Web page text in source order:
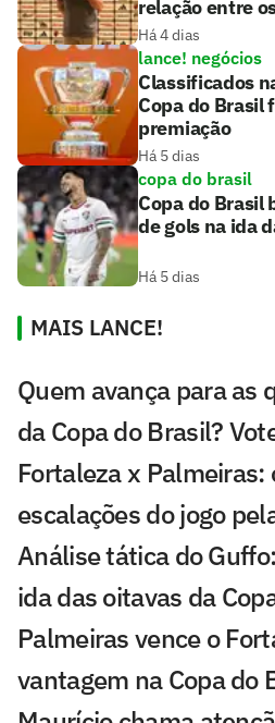
relação entre
Há 4 dias
lance! negócios
Classificados
Copa do Brasil
premiação
Há 5 dias
copa do brasil
Copa do Brasil
de gols na ida
Há 5 dias
MAIS LANCE!
Quem avança para as
da Copa do Brasil?
Fortaleza x Palmeiras:
escalações do jogo
Análise tática do
ida das oitavas da
Palmeiras vence o
vantagem na Copa do